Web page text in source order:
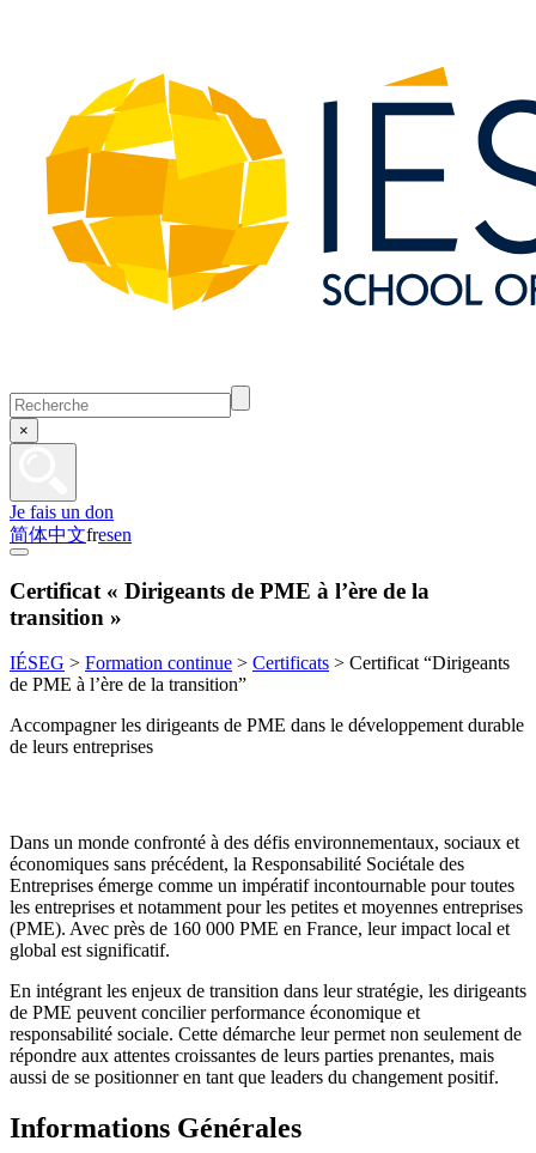
×
Je fais un don
简体中文fresen
Certificat « Dirigeants de PME à l’ère de la
transition »
IÉSEG > Formation continue > Certificats > Certificat “Dirigeants
de PME à l’ère de la transition”
Accompagner les dirigeants de PME dans le développement durable
de leurs entreprises
Dans un monde confronté à des défis environnementaux, sociaux et
économiques sans précédent, la Responsabilité Sociétale des
Entreprises émerge comme un impératif incontournable pour toutes
les entreprises et notamment pour les petites et moyennes entreprises
(PME). Avec près de 160 000 PME en France, leur impact local et
global est significatif.
En intégrant les enjeux de transition dans leur stratégie, les dirigeants
de PME peuvent concilier performance économique et
responsabilité sociale. Cette démarche leur permet non seulement de
répondre aux attentes croissantes de leurs parties prenantes, mais
aussi de se positionner en tant que leaders du changement positif.
Informations Générales